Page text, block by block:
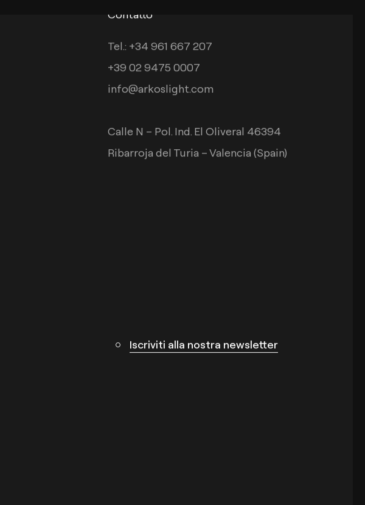
Contatto
Tel.: +34 961 667 207
+39 02 9475 0007
info@arkoslight.com
Calle N – Pol. Ind. El Oliveral 46394
Ribarroja del Turia – Valencia (Spain)
Iscriviti alla nostra newsletter